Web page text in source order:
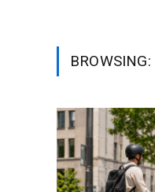
BROWSING: